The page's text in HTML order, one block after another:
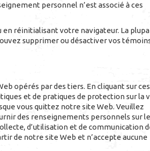
personnel n’est associé à ces
réinitialisant votre navigateur. La
supprimer ou désactiver vos
opérés par des tiers. En cliquant sur ces
et de pratiques de protection sur la
vous quittez notre site Web. Veuillez
des renseignements personnels sur
d’utilisation et de communication
de notre site Web et n’accepte aucune